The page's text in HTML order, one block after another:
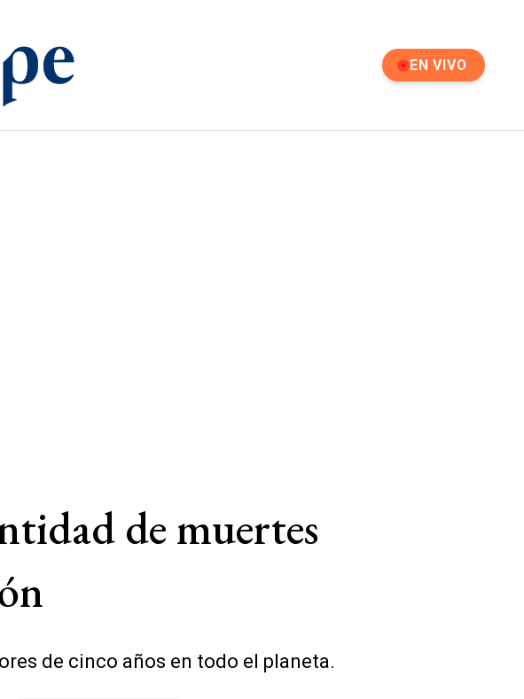
EN VIVO
de muertes
de cinco años en todo el planeta.